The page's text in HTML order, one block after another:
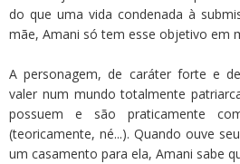
do que uma vida condenada à
mãe, Amani só tem esse objetivo em
A personagem, de caráter forte e
valer num mundo totalmente
possuem e são praticamente
(teoricamente, né...). Quando ouve
um casamento para ela, Amani sabe